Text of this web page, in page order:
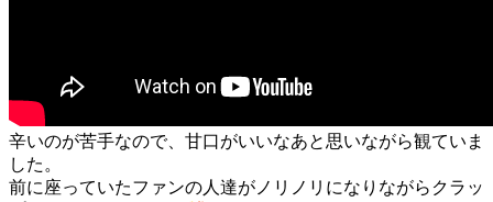
辛いのが苦手なので、甘口がいいなあと思いながら観ていま
した。
前に座っていたファンの人達がノリノリになりながらクラッ